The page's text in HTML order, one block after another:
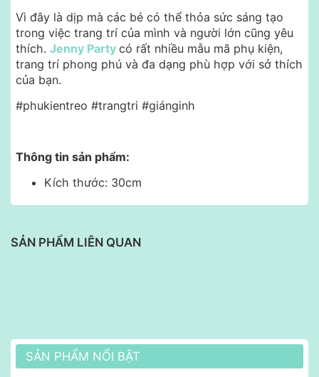
Vì đây là dịp mà các bé có thể thỏa sức sáng tạo
trong việc trang trí của mình và người lớn cũng yêu
thích. Jenny Party có rất nhiều mẫu mã phụ kiện,
trang trí phong phú và đa dạng phù hợp với sở thích
của bạn.
#phukientreo #trangtri #giánginh
Thông tin sản phẩm:
Kích thước: 30cm
SẢN PHẨM LIÊN QUAN
SẢN PHẨM NỔI BẬT